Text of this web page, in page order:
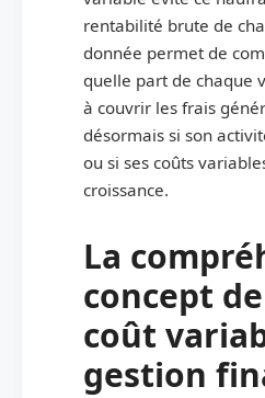
rentabilité brute de
donnée permet de
quelle part de chaque
à couvrir les frais
désormais si son
ou si ses coûts
croissance.
La
concept
coût
gestion